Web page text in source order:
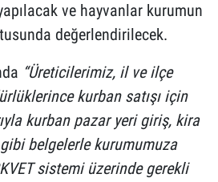
ve hayvanlar kurumun
değerlendirilecek.
“Üreticilerimiz, il ve ilçe
kurban satışı için
kurban pazar yeri giriş, kira
belgelerle kurumumuza
sistemi üzerinde gerekli